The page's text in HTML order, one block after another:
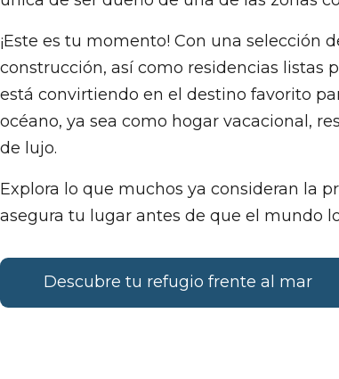
¡Este es tu momento! Con una selección
construcción, así como residencias listas
está convirtiendo en el destino favorito
océano, ya sea como hogar vacacional,
de lujo.
Explora lo que muchos ya consideran la
asegura tu lugar antes de que el mundo
Descubre tu refugio frente al mar